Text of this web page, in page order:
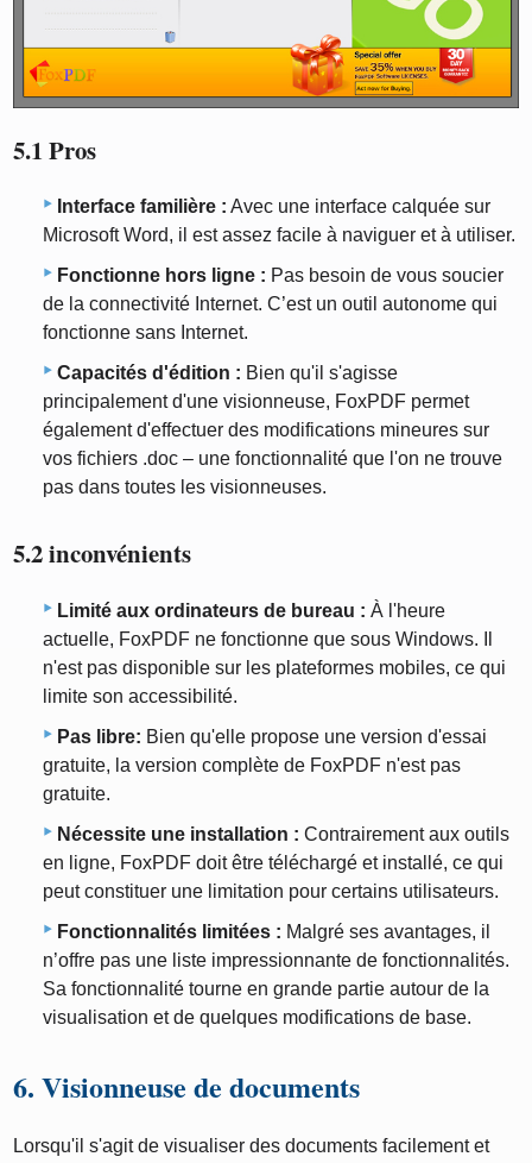
5.1 Pros
Interface familière : Avec une interface calquée sur
Microsoft Word, il est assez facile à naviguer et à utiliser.
Fonctionne hors ligne : Pas besoin de vous soucier
de la connectivité Internet. C’est un outil autonome qui
fonctionne sans Internet.
Capacités d'édition : Bien qu'il s'agisse
principalement d'une visionneuse, FoxPDF permet
également d'effectuer des modifications mineures sur
vos fichiers .doc – une fonctionnalité que l'on ne trouve
pas dans toutes les visionneuses.
5.2 inconvénients
Limité aux ordinateurs de bureau : À l'heure
actuelle, FoxPDF ne fonctionne que sous Windows. Il
n'est pas disponible sur les plateformes mobiles, ce qui
limite son accessibilité.
Pas libre: Bien qu'elle propose une version d'essai
gratuite, la version complète de FoxPDF n'est pas
gratuite.
Nécessite une installation : Contrairement aux outils
en ligne, FoxPDF doit être téléchargé et installé, ce qui
peut constituer une limitation pour certains utilisateurs.
Fonctionnalités limitées : Malgré ses avantages, il
n’offre pas une liste impressionnante de fonctionnalités.
Sa fonctionnalité tourne en grande partie autour de la
visualisation et de quelques modifications de base.
6. Visionneuse de documents
Lorsqu'il s'agit de visualiser des documents facilement et